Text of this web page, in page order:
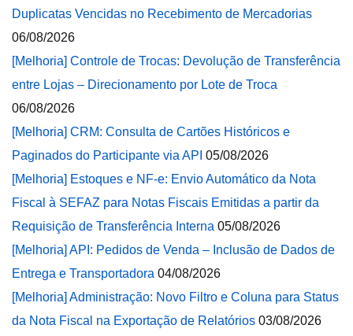
Duplicatas Vencidas no Recebimento de Mercadorias
06/08/2026
[Melhoria] Controle de Trocas: Devolução de Transferência
entre Lojas – Direcionamento por Lote de Troca
06/08/2026
[Melhoria] CRM: Consulta de Cartões Históricos e
Paginados do Participante via API 05/08/2026
[Melhoria] Estoques e NF-e: Envio Automático da Nota
Fiscal à SEFAZ para Notas Fiscais Emitidas a partir da
Requisição de Transferência Interna 05/08/2026
[Melhoria] API: Pedidos de Venda – Inclusão de Dados de
Entrega e Transportadora 04/08/2026
[Melhoria] Administração: Novo Filtro e Coluna para Status
da Nota Fiscal na Exportação de Relatórios 03/08/2026